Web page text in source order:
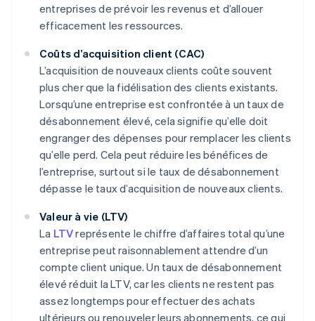
entreprises de prévoir les revenus et d’allouer
efficacement les ressources.
Coûts d’acquisition client (CAC)
L’acquisition de nouveaux clients coûte souvent
plus cher que la fidélisation des clients existants.
Lorsqu’une entreprise est confrontée à un taux de
désabonnement élevé, cela signifie qu’elle doit
engranger des dépenses pour remplacer les clients
qu’elle perd. Cela peut réduire les bénéfices de
l’entreprise, surtout si le taux de désabonnement
dépasse le taux d’acquisition de nouveaux clients.
Valeur à vie (LTV)
La LTVreprésente le chiffre d’affaires total qu’une
entreprise peut raisonnablement attendre d’un
compte client unique. Un taux de désabonnement
élevé réduit la LTV, car les clients ne restent pas
assez longtemps pour effectuer des achats
ultérieurs ou renouveler leurs abonnements, ce qui